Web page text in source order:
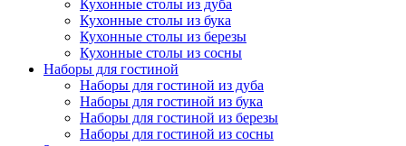
Кухонные столы из дуба
Кухонные столы из бука
Кухонные столы из березы
Кухонные столы из сосны
Наборы для гостиной
Наборы для гостиной из дуба
Наборы для гостиной из бука
Наборы для гостиной из березы
Наборы для гостиной из сосны